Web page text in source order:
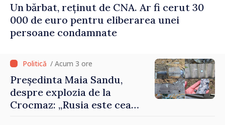
Un bărbat, reținut de CNA. Ar fi cerut 30
000 de euro pentru eliberarea unei
persoane condamnate
/ Acum 3 ore
Președinta Maia Sandu,
despre explozia de la
Crocmaz: „Rusia este cea